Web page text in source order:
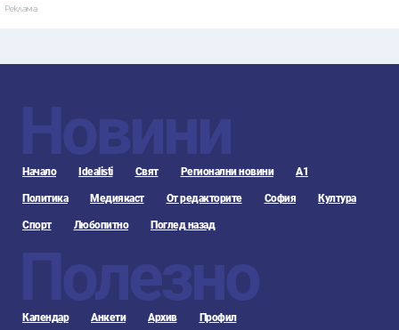
Реклама
Новини
Начало Idealisti Свят Регионални новини А1
Политика Медиякаст От редакторите София Култура
Спорт Любопитно Поглед назад
Полезно
Календар Анкети Архив Профил